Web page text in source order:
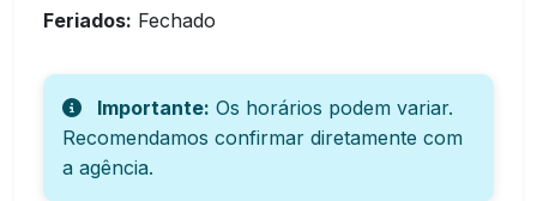
Feriados: Fechado
Importante: Os horários podem variar.
Recomendamos confirmar diretamente com
a agência.